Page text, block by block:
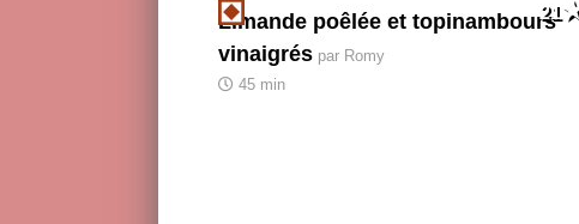
Limande poêlée et topinambours
vinaigrés par Romy
45 min
21